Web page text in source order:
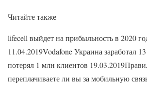
Читайте также
lifecell выйдет на прибыльность в 2020
11.04.2019Vodafone Украина заработал
потерял 1 млн клиентов
переплачиваете ли вы за мобильную